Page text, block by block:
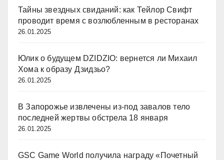
Тайны звездных свиданий: как Тейлор Свифт
проводит время с возлюбленным в ресторанах
26.01.2025
Юлик о будущем DZIDZIO: вернется ли Михаил
Хома к образу Дзидзьо?
26.01.2025
В Запорожье извлечены из-под завалов тело
последней жертвы обстрела 18 января
26.01.2025
GSC Game World получила награду «Почетный